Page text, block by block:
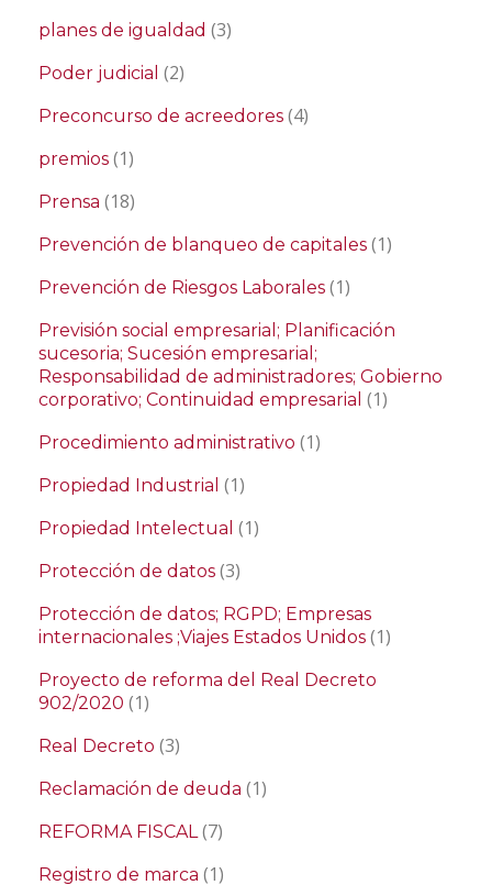
planes de igualdad (3)
Poder judicial (2)
Preconcurso de acreedores (4)
premios (1)
Prensa (18)
Prevención de blanqueo de capitales (1)
Prevención de Riesgos Laborales (1)
Previsión social empresarial; Planificación
sucesoria; Sucesión empresarial;
Responsabilidad de administradores; Gobierno
corporativo; Continuidad empresarial (1)
Procedimiento administrativo (1)
Propiedad Industrial (1)
Propiedad Intelectual (1)
Protección de datos (3)
Protección de datos; RGPD; Empresas
internacionales ;Viajes Estados Unidos (1)
Proyecto de reforma del Real Decreto
902/2020 (1)
Real Decreto (3)
Reclamación de deuda (1)
REFORMA FISCAL (7)
Registro de marca (1)